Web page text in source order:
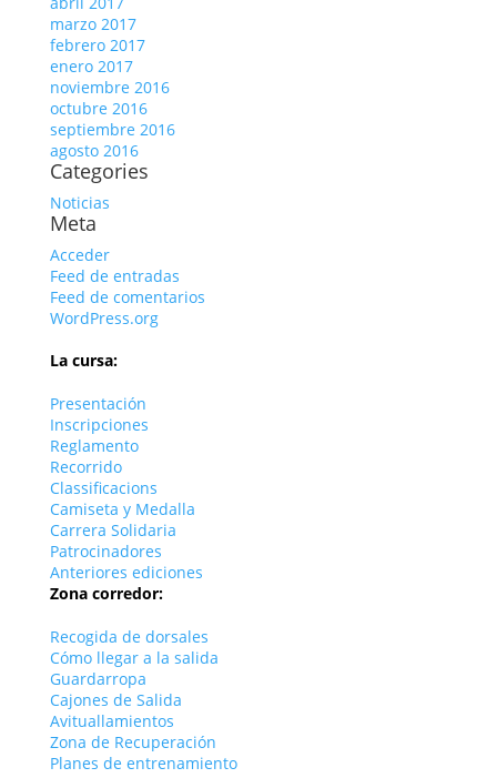
marzo 2017
febrero 2017
enero 2017
noviembre 2016
octubre 2016
septiembre 2016
agosto 2016
Categories
Noticias
Meta
Acceder
Feed de entradas
Feed de comentarios
WordPress.org
La cursa:
Presentación
Inscripciones
Reglamento
Recorrido
Classificacions
Camiseta y Medalla
Carrera Solidaria
Patrocinadores
Anteriores ediciones
Zona corredor:
Recogida de dorsales
Cómo llegar a la salida
Guardarropa
Cajones de Salida
Avituallamientos
Zona de Recuperación
Planes de entrenamiento